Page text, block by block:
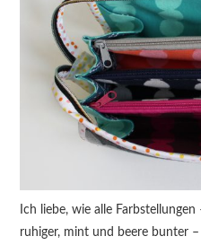
Ich liebe, wie alle
ruhiger, mint und beere bunter